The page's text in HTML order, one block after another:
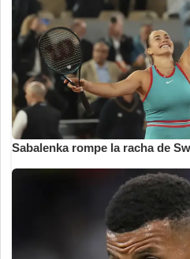
Sabalenka rompe la racha de